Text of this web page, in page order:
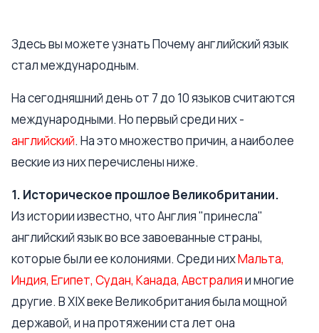
Здесь вы можете узнать Почему английский язык
стал международным.
На сегодняшний день от 7 до 10 языков считаются
международными. Но первый среди них -
английский. На это множество причин, а наиболее
веские из них перечислены ниже.
1. Историческое прошлое Великобритании.
Из истории известно, что Англия "принесла"
английский язык во все завоеванные страны,
которые были ее колониями. Среди нихМальта,
Индия, Египет, Судан, Канада, Австралияи многие
другие. В XIX веке Великобритания была мощной
державой, и на протяжении ста лет она